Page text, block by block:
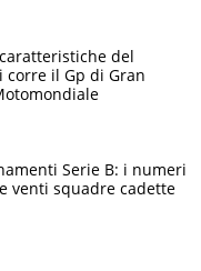
del
corre il Gp di Gran
Serie B: i numeri
venti squadre cadette